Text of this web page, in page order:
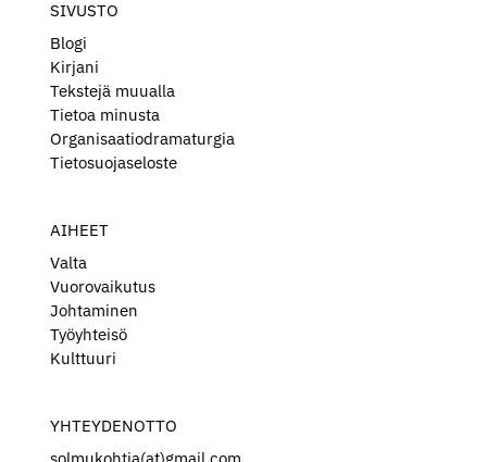
SIVUSTO
Blogi
Kirjani
Tekstejä muualla
Tietoa minusta
Organisaatiodramaturgia
Tietosuojaseloste
AIHEET
Valta
Vuorovaikutus
Johtaminen
Työyhteisö
Kulttuuri
YHTEYDENOTTO